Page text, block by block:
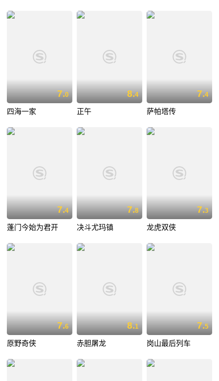
7.0
四海一家
8.4
正午
7.4
萨帕塔传
7.4
蓬门今始为君开
7.8
决斗尤玛镇
7.3
龙虎双侠
7.6
原野奇侠
8.1
赤胆屠龙
7.5
岗山最后列车